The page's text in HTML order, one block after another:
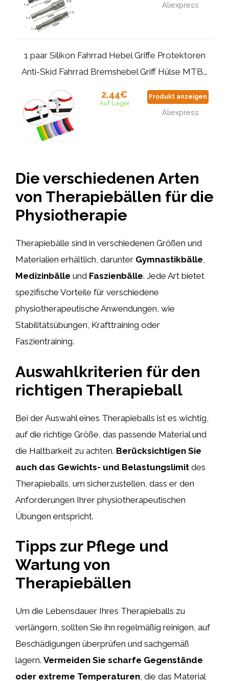
Aliexpress
1 paar Silikon Fahrrad Hebel Griffe Protektoren
Anti-Skid Fahrrad Bremshebel Griff Hülse MTB...
2,44€
Auf Lager
Produkt anzeigen
Aliexpress
Die verschiedenen Arten
von Therapiebällen für die
Physiotherapie
Therapiebälle sind in verschiedenen Größen und
Materialien erhältlich, darunter Gymnastikbälle,
Medizinbälle und Faszienbälle. Jede Art bietet
spezifische Vorteile für verschiedene
physiotherapeutische Anwendungen, wie
Stabilitätsübungen, Krafttraining oder
Faszientraining.
Auswahlkriterien für den
richtigen Therapieball
Bei der Auswahl eines Therapieballs ist es wichtig,
auf die richtige Größe, das passende Material und
die Haltbarkeit zu achten. Berücksichtigen Sie
auch das Gewichts- und Belastungslimit des
Therapieballs, um sicherzustellen, dass er den
Anforderungen Ihrer physiotherapeutischen
Übungen entspricht.
Tipps zur Pflege und
Wartung von
Therapiebällen
Um die Lebensdauer Ihres Therapieballs zu
verlängern, sollten Sie ihn regelmäßig reinigen, auf
Beschädigungen überprüfen und sachgemäß
lagern. Vermeiden Sie scharfe Gegenstände
oder extreme Temperaturen, die das Material